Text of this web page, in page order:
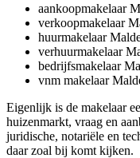
aankoopmakelaar
verkoopmakelaar
huurmakelaar
verhuurmakelaar
bedrijfsmakelaar
vnm makelaar
Eigenlijk is de makelaar
huizenmarkt, vraag en
juridische, notariële en
daar zoal bij komt kijken.